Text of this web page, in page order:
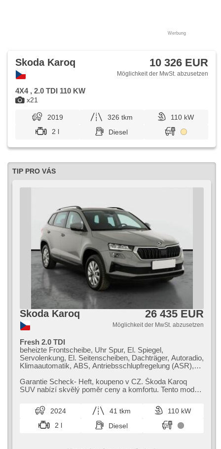
Werbung
x21
Skoda Karoq 10 326 EUR
Möglichkeit der MwSt. abzusetzen
4X4 , 2.0 TDI 110 KW
2019 326 tkm
110 kW
2 l
Diesel
TIP PRO VÁS
Skoda Karoq 26 435 EUR
Möglichkeit der MwSt. abzusetzen
Fresh 2.0 TDI
beheizte Frontscheibe, Uhr Spur, El. Spiegel,
Servolenkung, El. Seitenscheiben, Dachträger, Autoradio,
Klimaautomatik, ABS, Antriebsschlupfregelung (ASR),
Elektronisches Stabilitätsprogramm (ESP),
Nebelscheinwerfer, Scheibenwischersensor, starten per
Antrieb 4x4
Garantie Scheck​- Heft,​ koupeno v CZ. Škoda Karoq
SUV nabízí skvělý poměr ceny a komfortu. Tento model
2024 41 tkm
110 kW
2 l
Diesel